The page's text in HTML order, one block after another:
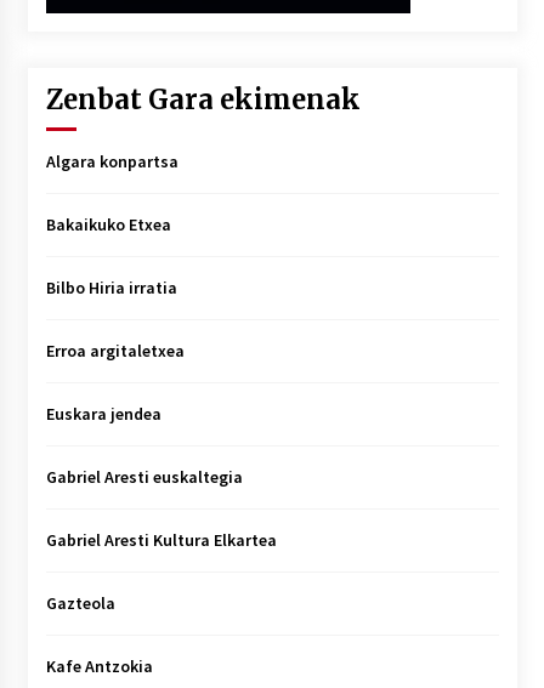
Zenbat Gara ekimenak
Algara konpartsa
Bakaikuko Etxea
Bilbo Hiria irratia
Erroa argitaletxea
Euskara jendea
Gabriel Aresti euskaltegia
Gabriel Aresti Kultura Elkartea
Gazteola
Kafe Antzokia